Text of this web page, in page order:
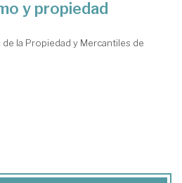
y propiedad
la Propiedad y Mercantiles de